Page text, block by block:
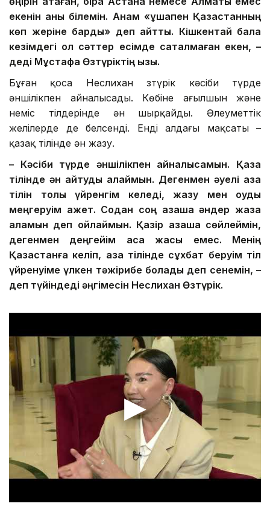
екенін анық білемін. Анам «ұшақпен Қазақстанның
көп жеріне бардық» деп айтты. Кішкентай бала
кезімдегі ол сәттер есімде сақталмаған екен, –
деді Мұстафа Өзтүріктің қызы.
Бұған қоса Неслихан Өзтүрік кәсіби түрде
әншілікпен айналысады. Көбіне ағылшын және
неміс тілдерінде ән шырқайды. Әлеуметтік
желілерде де белсенді. Енді алдағы мақсаты –
қазақ тілінде ән жазу.
– Кәсіби түрде әншілікпен айналысамын. Қазақ
тілінде ән айтуды қалаймын. Дегенмен әуелі қазақ
тілін толық үйренгім келеді, жазу мен оқуды
меңгеруім қажет. Содан соң қазақша әндер жаза
аламын деп ойлаймын. Қазір қазақша сөйлеймін,
дегенмен деңгейім аса жақсы емес. Менің
Қазақстанға келіп, қазақ тілінде сұхбат беруім тіл
үйренуіме үлкен тәжірибе болады деп сенемін, –
деп түйіндеді әңгімесін Неслихан Өзтүрік.